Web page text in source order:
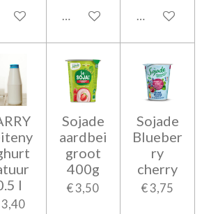
In winkelwagenIn
l
3,40
Sojade
aardbei
groot
400g
€ 3,50
Sojade
Blueber
ry
cherry
€ 3,75